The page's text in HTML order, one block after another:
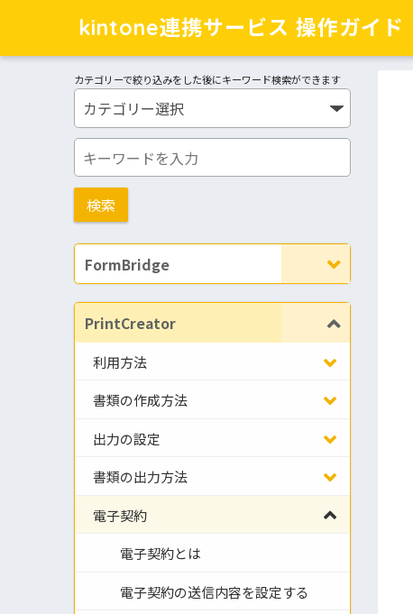
kintone連携サービス 操作ガイド
カテゴリーで絞り込みをした後にキーワード検索ができます
FormBridge
PrintCreator
利用方法
書類の作成方法
出力の設定
書類の出力方法
電子契約
電子契約とは
電子契約の送信内容を設定する